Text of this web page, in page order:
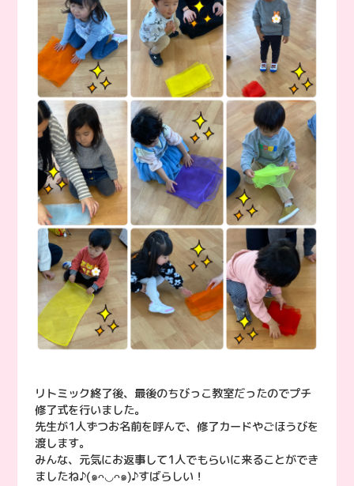
リトミック終了後、最後のちびっこ教室だったのでプチ
修了式を行いました。
先生が1人ずつお名前を呼んで、修了カードやごほうびを
渡します。
みんな、元気にお返事して1人でもらいに来ることができ
ましたね♪(๑ᴖ◡ᴖ๑)♪すばらしい！